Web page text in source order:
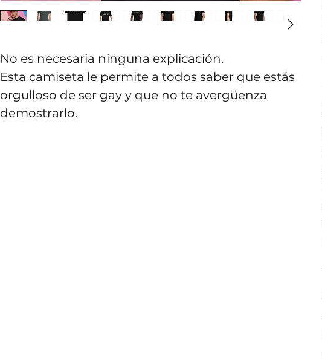
No es necesaria ninguna explicación.
Esta camiseta le permite a todos saber que estás
orgulloso de ser gay y que no te avergüenza
demostrarlo.